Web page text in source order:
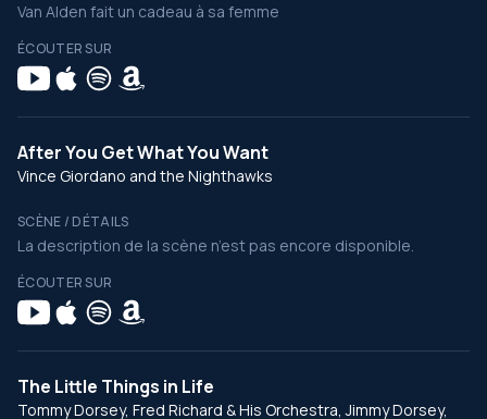
Van Alden fait un cadeau à sa femme
ÉCOUTER SUR
After You Get What You Want
Vince Giordano and the Nighthawks
SCÈNE / DÉTAILS
La description de la scène n’est pas encore disponible.
ÉCOUTER SUR
The Little Things in Life
Tommy Dorsey, Fred Richard & His Orchestra, Jimmy Dorsey,